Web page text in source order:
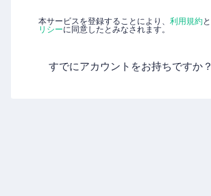
本サービスを登録することにより、 利用規約と
リシーに同意したとみなされます。
すでにアカウントをお持ちですか？